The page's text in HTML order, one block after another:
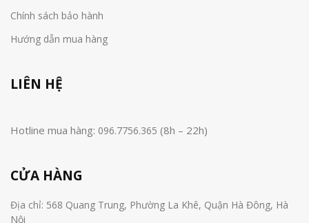
Chính sách bảo hành
Hướng dẫn mua hàng
LIÊN HỆ
Hotline mua hàng: 096.7756.365 (8h – 22h)
CỬA HÀNG
Địa chỉ: 568 Quang Trung, Phường La Khê, Quận Hà Đông, Hà
Nội